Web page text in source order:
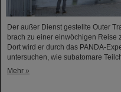
Der außer Dienst gestellte Outer
brach zu einer einwöchigen Reise
Dort wird er durch das PANDA-
untersuchen, wie subatomare
Mehr »